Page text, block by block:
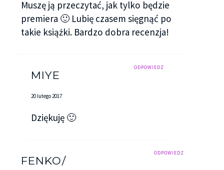
Muszę ją przeczytać, jak tylko będzie
premiera 🙂 Lubię czasem sięgnąć po
takie książki. Bardzo dobra recenzja!
ODPOWIEDZ
MIYE
20 lutego 2017
Dziękuję 🙂
ODPOWIEDZ
FENKO/